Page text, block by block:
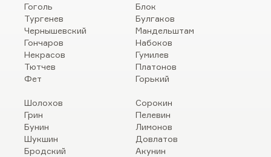
Гоголь
Тургенев
Чернышевский
Гончаров
Некрасов
Тютчев
Фет
Блок
Булгаков
Мандельштам
Набоков
Гумилев
Платонов
Горький
Шолохов
Грин
Бунин
Шукшин
Бродский
Сорокин
Пелевин
Лимонов
Довлатов
Акунин